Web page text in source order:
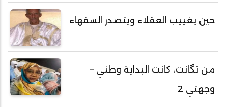
حين يغييب العقلاء ويتصدر السفهاء
من تگانت، كانت البداية وطني –
وجهتي 2